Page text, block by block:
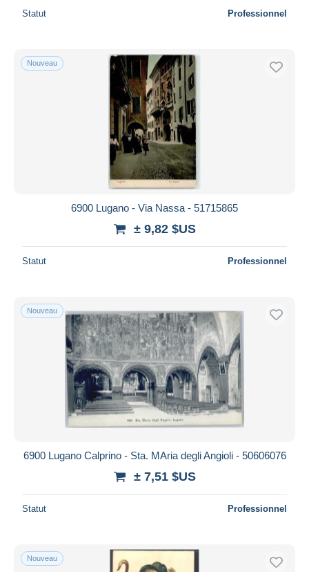
Statut Professionnel
Nouveau
6900 Lugano - Via Nassa - 51715865
± 9,82 $US
Statut Professionnel
Nouveau
6900 Lugano Calprino - Sta. MAria degli Angioli - 50606076
± 7,51 $US
Statut Professionnel
Nouveau